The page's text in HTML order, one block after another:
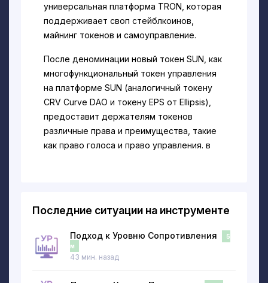
универсальная платформа TRON, которая
поддерживает своп стейблкоинов,
майнинг токенов и самоуправление.
После деноминации новый токен SUN, как
многофункциональный токен управления
на платформе SUN (аналогичный токену
CRV Curve DAO и токену EPS от Ellipsis),
предоставит держателям токенов
различные права и преимущества, такие
как право голоса и право управления. в
обращении?
проекта SUN и обновления
инфраструктуры, начиная с 26 мая 2021
года (SGT), SUN реализует план
Последние ситуации на инструменте
Подход к Уровню Сопротивления
5
м
43 мин. назад